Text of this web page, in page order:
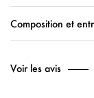
Composition et
Voir les avis